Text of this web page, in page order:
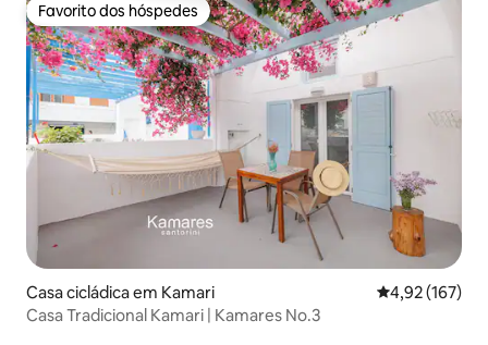
Favorito dos hóspedes
Favorito dos hóspedes
Casa cicládica em Kamari Classificação
4,92 (167)
Casa Tradicional Kamari | Kamares No.3